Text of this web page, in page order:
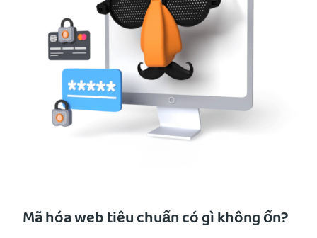
Mã hóa web tiêu chuẩn có gì không ổn?